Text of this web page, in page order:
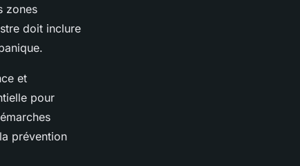
zones
doit inclure
et
pour
prévention